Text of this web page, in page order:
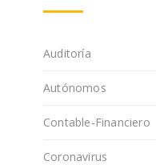
Auditoría
Autónomos
Contable-Financiero
Coronavirus